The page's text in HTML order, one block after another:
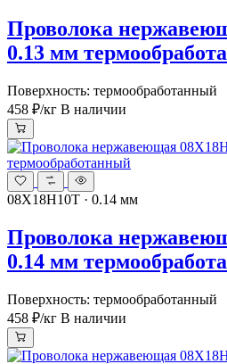
Проволока
0.13 мм
Поверхность: термообработанный
458 ₽/кг В наличии
08Х18Н10Т · 0.14 мм
Проволока
0.14 мм
Поверхность: термообработанный
458 ₽/кг В наличии